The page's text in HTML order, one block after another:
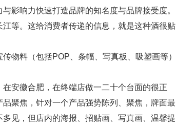
响力快速打造品牌的知名度与品牌接受度。
等。这给消费者传递的信息，就是这种酒很贴
料（包括POP、条幅、写真板、吸塑画等）
安徽合肥，在终端店做一二十个台面的很正
聚焦，针对一个产品强势陈列、聚焦，牌面最
见，但店内的海报、招贴画、写真画、温馨提